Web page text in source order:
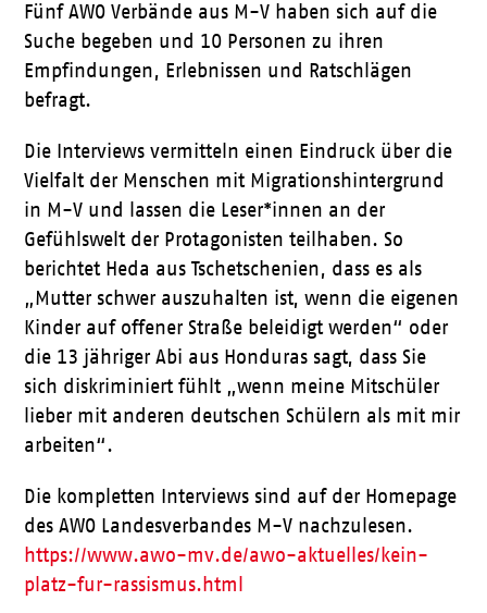
Fünf AWO Verbände aus M-V haben sich auf die
Suche begeben und 10 Personen zu ihren
Empfindungen, Erlebnissen und Ratschlägen
befragt.
Die Interviews vermitteln einen Eindruck über die
Vielfalt der Menschen mit Migrationshintergrund
in M-V und lassen die Leser*innen an der
Gefühlswelt der Protagonisten teilhaben. So
berichtet Heda aus Tschetschenien, dass es als
„Mutter schwer auszuhalten ist, wenn die eigenen
Kinder auf offener Straße beleidigt werden“ oder
die 13 jähriger Abi aus Honduras sagt, dass Sie
sich diskriminiert fühlt „wenn meine Mitschüler
lieber mit anderen deutschen Schülern als mit mir
arbeiten“.
Die kompletten Interviews sind auf der Homepage
des AWO Landesverbandes M-V nachzulesen.
https://www.awo-mv.de/awo-aktuelles/kein-
platz-fur-rassismus.html